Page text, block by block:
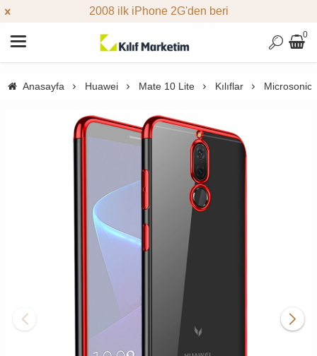
2008 ilk iPhone 2G'den beri
0
Anasayfa Huawei Mate 10 Lite Kılıflar Microsonic